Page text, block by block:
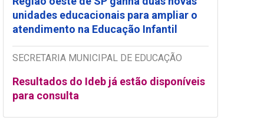
unidades educacionais para ampliar o
atendimento na Educação Infantil
SECRETARIA MUNICIPAL DE EDUCAÇÃO
Resultados do Ideb já estão disponíveis
para consulta